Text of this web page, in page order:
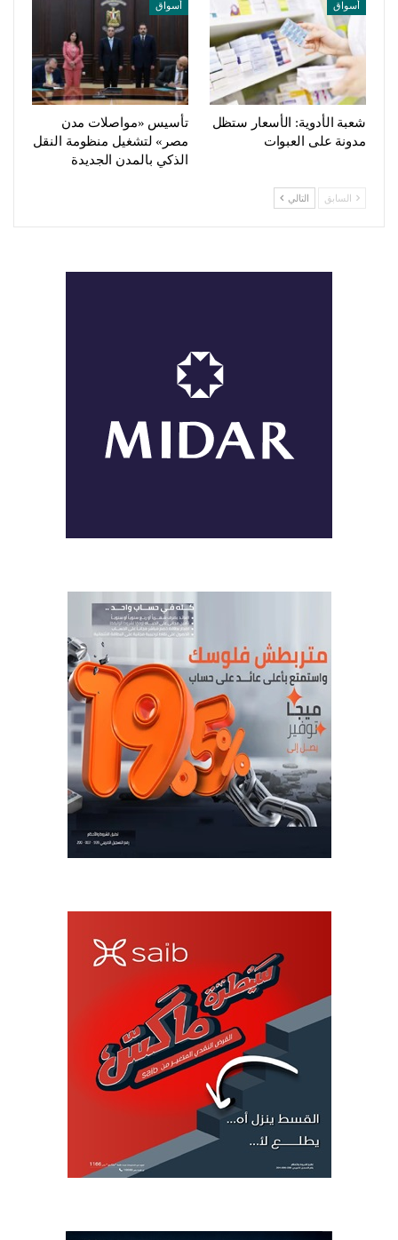
أسواق
شعبة الأدوية: الأسعار ستظل
مدونة على العبوات
أسواق
تأسيس «مواصلات مدن
مصر» لتشغيل منظومة النقل
الذكي بالمدن الجديدة
السابق التالي